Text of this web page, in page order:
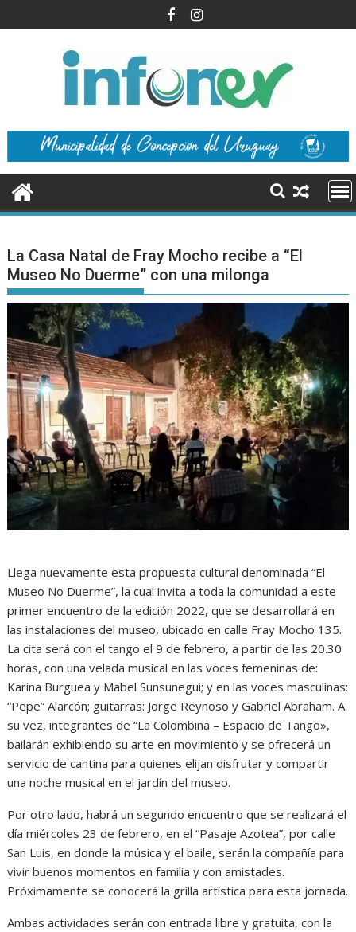
al
La Casa Natal de Fray Mocho recibe a “El
Museo No Duerme” con una milonga
Llega nuevamente esta propuesta cultural denominada “El
Museo No Duerme”, la cual invita a toda la comunidad a este
primer encuentro de la edición 2022, que se desarrollará en
las instalaciones del museo, ubicado en calle Fray Mocho 135.
La cita será con el tango el 9 de febrero, a partir de las 20.30
horas, con una velada musical en las voces femeninas de:
Karina Burguea y Mabel Sunsunegui; y en las voces masculinas:
“Pepe” Alarcón; guitarras: Jorge Reynoso y Gabriel Abraham. A
su vez, integrantes de “La Colombina – Espacio de Tango»,
bailarán exhibiendo su arte en movimiento y se ofrecerá un
servicio de cantina para quienes elijan disfrutar y compartir
una noche musical en el jardín del museo.
Por otro lado, habrá un segundo encuentro que se realizará el
día miércoles 23 de febrero, en el “Pasaje Azotea”, por calle
San Luis, en donde la música y el baile, serán la compañía para
vivir buenos momentos en familia y con amistades.
Próximamente se conocerá la grilla artística para esta jornada.
Ambas actividades serán con entrada libre y gratuita, con la